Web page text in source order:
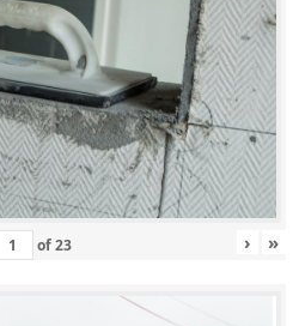
of23 › »